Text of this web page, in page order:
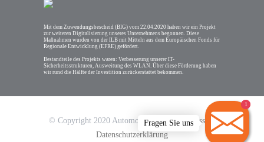
Mit dem Zuwendungsbescheid (BIG) vom 22.04.2020 haben wir ein Projekt
zur weiteren Digitalisierung unseres Unternehmens begonnen. Diese
Maßnahmen wurden von der ILB mit Mitteln aus dem Europäischen Fonds für
Regionale Entwicklung (EFRE) gefördert.
Bestandteile des Projekts waren: Verbesserung unserer IT-
Sicherheitsstrukturen, Ausweitung des WLAN. Über diese Förderung haben
wir rund die Hälfte der Investition zurückerstattet bekommen.
© Copyright 2020 Automobile ZossenImpressum
Datenschutzerklärung
11